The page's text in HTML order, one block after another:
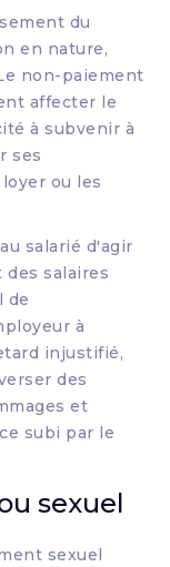
du
en nature,
non-paiement
affecter le
à subvenir à
ses
ou les
salarié d'agir
salaires
de
à
injustifié,
des
et
subi par le
sexuel
sexuel